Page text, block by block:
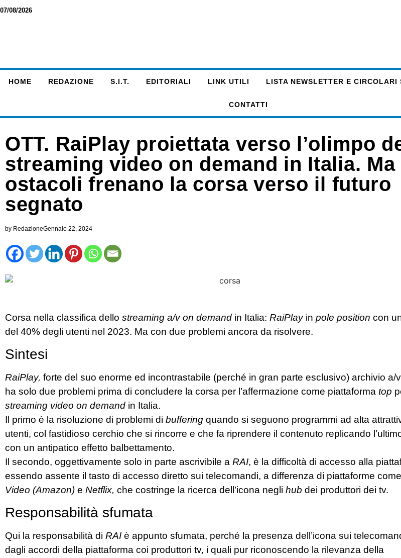
07/08/2026
HOME REDAZIONE S.I.T. EDITORIALI LINK UTILI LISTA NEWSLETTER E CIRCOLARI
CONTATTI
OTT. RaiPlay proiettata verso l’olimpo
streaming video on demand in Italia. Ma
ostacoli frenano la corsa verso il futuro
segnato
by RedazioneGennaio 22, 2024
Corsa nella classifica dello streaming a/v on demand in Italia: RaiPlayin pole position con
del 40% degli utenti nel 2023. Ma con due problemi ancora da risolvere.
Sintesi
RaiPlay, forte del suo enorme ed incontrastabile (perché in gran parte esclusivo) archivio a/
ha solo due problemi prima di concludere la corsa per l’affermazione come piattaforma top
streaming video on demand in Italia.
Il primo è la risoluzione di problemi di buffering quando si seguono programmi ad alta
utenti, col fastidioso cerchio che si rincorre e che fa riprendere il contenuto replicando
con un antipatico effetto balbettamento.
Il secondo, oggettivamente solo in parte ascrivibile a RAI, è la difficoltà di accesso alla
essendo assente il tasto di accesso diretto sui telecomandi, a differenza di piattaforme come
Video (Amazon) e Netflix, che costringe la ricerca dell’icona negli hub dei produttori dei tv.
Responsabilità sfumata
Qui la responsabilità di RAI è appunto sfumata, perché la presenza dell’icona sui
dagli accordi della piattaforma coi produttori tv, i quali pur riconoscendo la rilevanza della